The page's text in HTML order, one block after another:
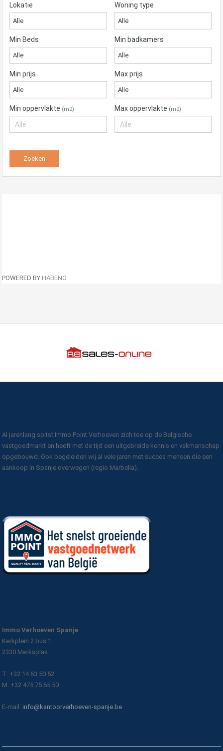
Lokatie
Alle
Woning type
Alle
Min Beds
Alle
Min badkamers
Alle
Min prijs
Alle
Max prijs
Alle
Min oppervlakte (m2) Max oppervlakte (m2)
POWERED BY HABENO
Al jarenlang spitst Immo Point Verhoeven zich toe op de Belgische
vastgoedmarkt en heeft met de tijd een uitgebreide kennis en vakmanschap
opgebouwd. Ook begeleiden wij al vele jaren met succes mensen die een
aankoop in Spanje overwegen (regio Marbella).
Immo Verhoeven Spanje
Kerkplein 2 bus 1
2330 Merksplas
T: +32 14 63 50 52
M: +32 475 75 65 50
E-mail: info@kantoorverhoeven-spanje.be